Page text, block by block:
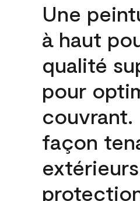
Une
à haut
qualité
pour
couvrant.
façon